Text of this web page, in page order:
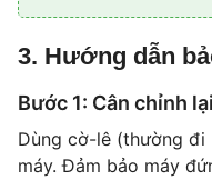
3. Hướng dẫn
Bước 1: Cân chỉnh
Dùng cờ-lê (thường đi
máy. Đảm bảo máy